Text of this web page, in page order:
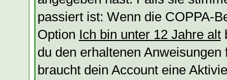
passiert ist: Wenn die COPPA-
Option Ich bin unter 12 Jahre alt
du den erhaltenen
braucht dein Account eine